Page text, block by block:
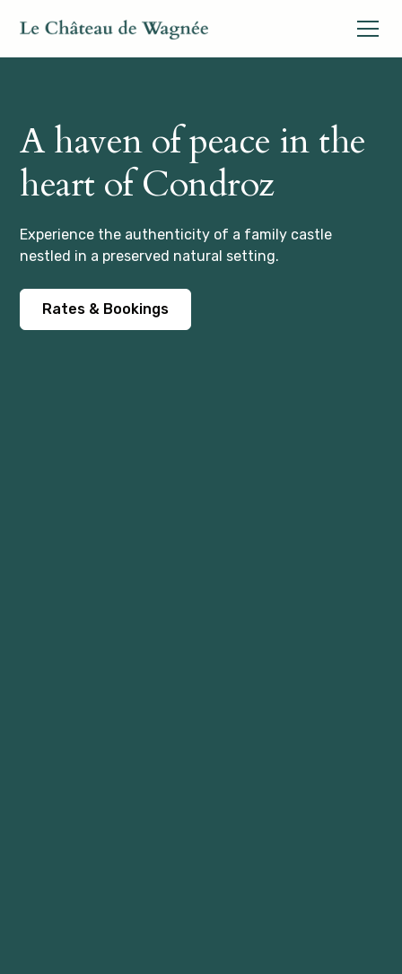
A haven of peace in the
heart of Condroz
Experience the authenticity of a family castle
nestled in a preserved natural setting.
Rates & Bookings